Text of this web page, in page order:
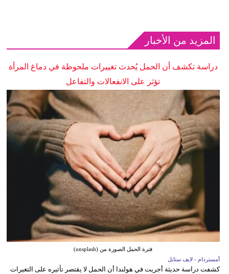
المزيد من الأخبار
دراسة تكشف أن الحمل يُحدث تغييرات ملحوظة في دماغ المرأة
تؤثر على الانفعالات والتفاعل
فترة الحمل الصورة من (unsplash)
أمستردام - لايف ستايل
كشفت دراسة حديثة أجريت في هولندا أن الحمل لا يقتصر تأثيره على التغيرات